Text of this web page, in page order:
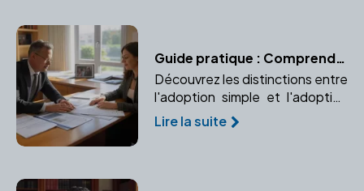
Guide pratique : Comprendre les différents types d'adoption
Découvrez les distinctions entre
l'adoption simple et l'adoption
plénière, leurs implications
juridiques et leurs particularités.
Lire la suite